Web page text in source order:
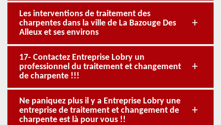
Les interventions de traitement des
charpentes dans la ville de La Bazouge Des
Alleux et ses environs
17- Contactez Entreprise Lobry un
professionnel du traitement et changement
de charpente !!!
Ne paniquez plus il y a Entreprise Lobry une
entreprise de traitement et changement de
charpente est là pour vous !!